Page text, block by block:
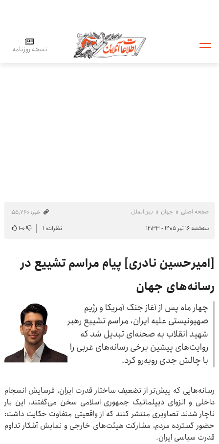
نسخه روزنامه
صفحه اصلی جهان بین‌الملل
خبر: ۱۵۵٬۷۶۰
سه‌شنبه ۱۶ تیر ۱۴۰۵ - ۱۲:۳۳
نظرات: ۱ ۰-۱
[امیرحسین نادری] پیام مراسم تشییع در
رسانه‌های جهان
چهار ماه پس از آغاز جنگ آمریکا و رژیم
صهیونیستی علیه ایران، مراسم تشییع رهبر
شهید انقلاب به صحنه‌ای تبدیل شد که
روایت‌های پیشین برخی رسانه‌های غربی را
با چالش جدی روبه‌رو کرد.
رسانه‌هایی که پیش‌تر از تضعیف ساختار قدرت ایران، فرسایش انسجام
داخلی و انزوای دیپلماتیک جمهوری اسلامی سخن می‌گفتند، این بار
ناچار شدند تصاویری منتشر کنند که از واقعیتی متفاوت حکایت داشت:
حضور گسترده مردم، مشارکت هیئت‌های خارجی و نمایش آشکار تداوم
قدرت سیاسی ایران.